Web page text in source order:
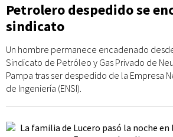
Petrolero despedido se
sindicato
Un hombre permanece encadenado
Sindicato de Petróleo y Gas Privado de
Pampa tras ser despedido de la Empresa
de Ingeniería (ENSI).